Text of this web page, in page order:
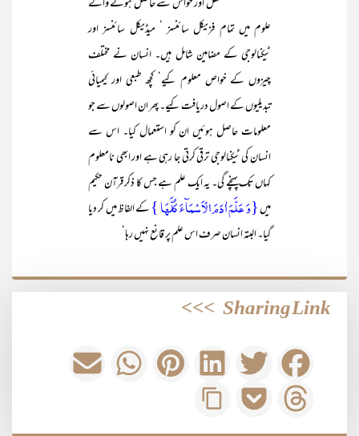
عقل اور حواس سے حاصل ہونے والے
علوم میں تمام فزیکل سائنسز ‘ میڈیکل سائنسز اور
ٹیکنالوجی کے مضامین شامل ہیں۔ انسان نے مختلف
چیزوں کے خواص معلوم کیے‘ کچھ طبعی اور کیمیائی
تبدیلیوں کے اصول دریافت کیے۔ پھر ان اصولوں سے جو
معلومات حاصل ہوئیں ان کو استعمال کیا۔ اس سے
انسان کی ٹیکنالوجی ترقی کرتی جا رہی ہے اور ابھی نامعلوم
کہاں تک پہنچے گی۔ یہ ایک علم ہے جس کا ذکر قرآن حکیم
میں{وَ عَلَّمَ اٰدَمَ الۡاَسۡمَآءَ کُلَّہَا }کے الفاظ میں کر دیا
گیا۔ البتہ انسان صرف اس علم پر قانع نہیں رہا‘
Sharing Link
>>>